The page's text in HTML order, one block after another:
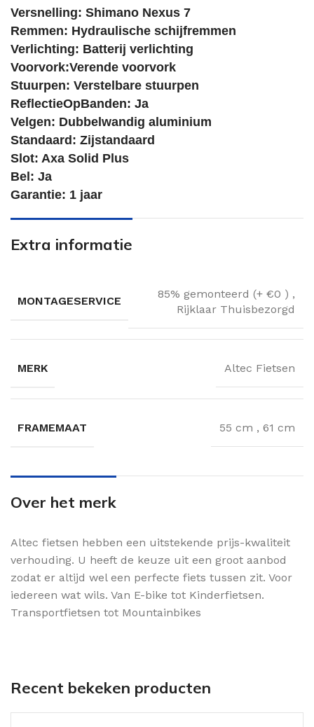
Versnelling: Shimano Nexus 7
Remmen: Hydraulische schijfremmen
Verlichting: Batterij verlichting
Voorvork:Verende voorvork
Stuurpen: Verstelbare stuurpen
ReflectieOpBanden: Ja
Velgen: Dubbelwandig aluminium
Standaard: Zijstandaard
Slot: Axa Solid Plus
Bel: Ja
Garantie: 1 jaar
Extra informatie
MONTAGESERVICE
85% gemonteerd (+ €0 ) ,
Rijklaar Thuisbezorgd
MERK Altec Fietsen
FRAMEMAAT 55 cm , 61 cm
Over het merk
Altec fietsen hebben een uitstekende prijs-kwaliteit
verhouding. U heeft de keuze uit een groot aanbod
zodat er altijd wel een perfecte fiets tussen zit. Voor
iedereen wat wils. Van E-bike tot Kinderfietsen.
Transportfietsen tot Mountainbikes
Recent bekeken producten